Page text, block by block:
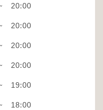
20:00
20:00
20:00
20:00
19:00
18:00